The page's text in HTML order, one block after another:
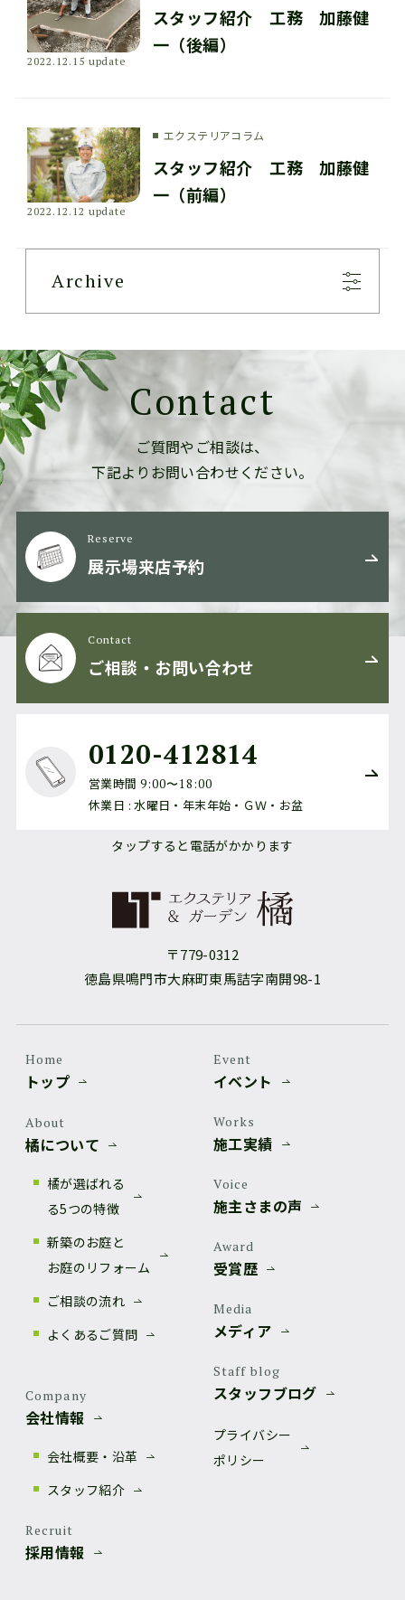
2022.12.15 update
スタッフ紹介 工務 加藤健
一（後編）
2022.12.12 update
エクステリアコラム
スタッフ紹介 工務 加藤健
一（前編）
Archive
Contact
ご質問やご相談は、
下記よりお問い合わせください。
Reserve
展示場来店予約
Contact
ご相談・お問い合わせ
0120-412814
営業時間 9:00〜18:00
休業日 : 水曜日・年末年始・ＧＷ・お盆
タップすると電話がかかります
〒779-0312
徳島県鳴門市大麻町東馬詰字南開98-1
Home
トップ
About
橘について
橘が選ばれる
る5つの特徴
新築のお庭と
お庭のリフォーム
ご相談の流れ
よくあるご質問
Company
会社情報
会社概要・沿革
スタッフ紹介
Recruit
採用情報
Event
イベント
Works
施工実績
Voice
施主さまの声
Award
受賞歴
Media
メディア
Staff blog
スタッフブログ
プライバシー
ポリシー